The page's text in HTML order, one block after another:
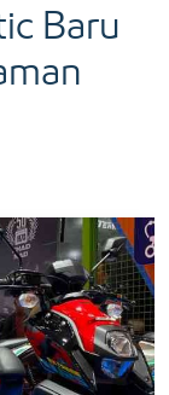
Baru